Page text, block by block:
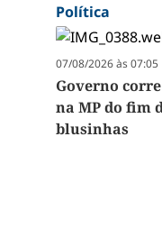
Política
07/08/2026 às 07:05
Governo
na MP do fim
blusinhas